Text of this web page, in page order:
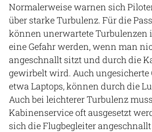
Normalerweise warnen sich
über starke Turbulenz. Für die
können unerwartete Turbulenzen
eine Gefahr werden, wenn man
angeschnallt sitzt und durch die
gewirbelt wird. Auch ungesicherte
etwa Laptops, können durch die
Auch bei leichterer Turbulenz
Kabinenservice oft ausgesetzt
sich die Flugbegleiter